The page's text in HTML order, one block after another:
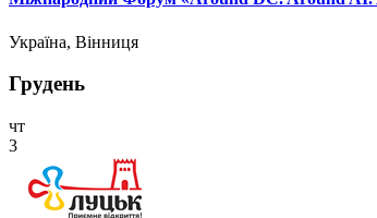
Україна, Вінниця
Грудень
чт
3